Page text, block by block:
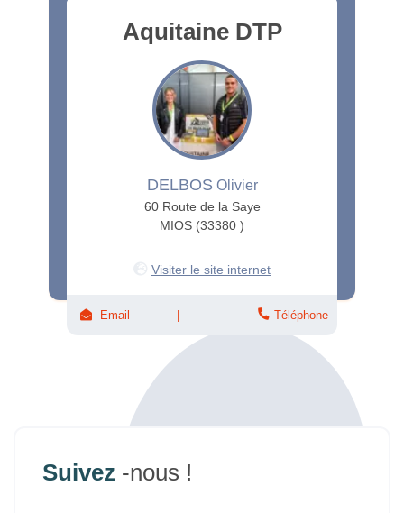
Aquitaine DTP
DELBOS Olivier
60 Route de la Saye
MIOS (33380 )
Visiter le site internet
Email Téléphone
Suivez -nous !